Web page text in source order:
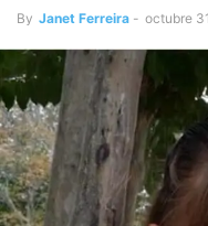
By Janet Ferreira - octubre